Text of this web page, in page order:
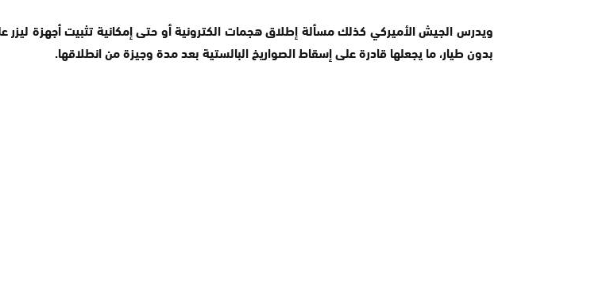
ويدرس الجيش الأميركي كذلك مسألة إطلاق هجمات الكترونية أو حتى إمكانية تثبيت أجهزة ليزر
بدون طيار، ما يجعلها قادرة على إسقاط الصواريخ البالستية بعد مدة وجيزة من انطلاقها.